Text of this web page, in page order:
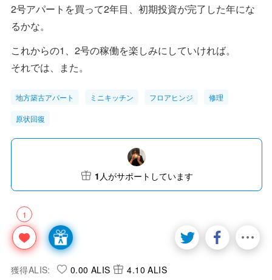
2号アパートを買って2年目、初期投資が完了した年にな
るかな。
これからの1、2号の稼働を楽しみにしていければ。
それでは、また。
地方築古アパート ミニキッチン フロアヒンジ 修理
原状回復
1
1 人がサポートしています
獲得ALIS: 0.00 ALIS 4.10 ALIS